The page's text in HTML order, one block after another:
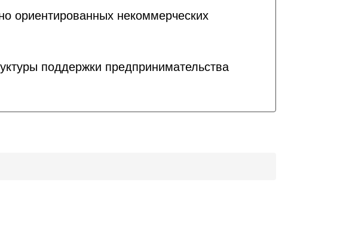
ориентированных некоммерческих
поддержки предпринимательства